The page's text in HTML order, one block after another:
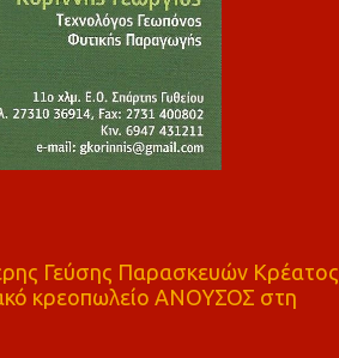
Γεύσης Παρασκευών Κρέατος
κρεοπωλείο ΑΝΟΥΣΟΣ στη